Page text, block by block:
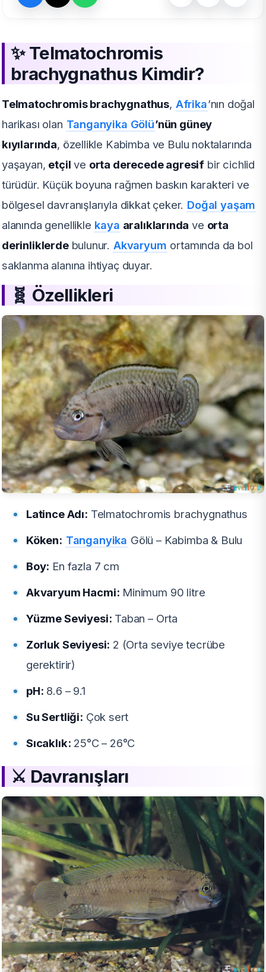
✨Telmatochromis
brachygnathus Kimdir?
Telmatochromis brachygnathus, Afrika’nın doğal
harikası olan Tanganyika Gölü’nün güney
kıyılarında, özellikle Kabimba ve Bulu noktalarında
yaşayan, etçil ve orta derecede agresif bir cichlid
türüdür. Küçük boyuna rağmen baskın karakteri ve
bölgesel davranışlarıyla dikkat çeker. Doğal yaşam
alanında genellikle kaya aralıklarında ve orta
derinliklerdebulunur. Akvaryum ortamında da bol
saklanma alanına ihtiyaç duyar.
🧬 Özellikleri
Latince Adı: Telmatochromis brachygnathus
Köken: Tanganyika Gölü – Kabimba & Bulu
Boy: En fazla 7 cm
Akvaryum Hacmi: Minimum 90 litre
Yüzme Seviyesi: Taban – Orta
Zorluk Seviyesi: 2 (Orta seviye tecrübe
gerektirir)
pH: 8.6 – 9.1
Su Sertliği: Çok sert
Sıcaklık: 25°C – 26°C
⚔️ Davranışları